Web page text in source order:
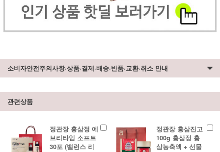
소비자안전주의사항·상품·결제·배송·반품·교환·취소 안내
관련상품
정관장 홍삼정 에
브리타임 소프트
30포 (밸런스 리
정관장 홍삼진고
100g 홍삼정 홍
삼농축액 + 선물